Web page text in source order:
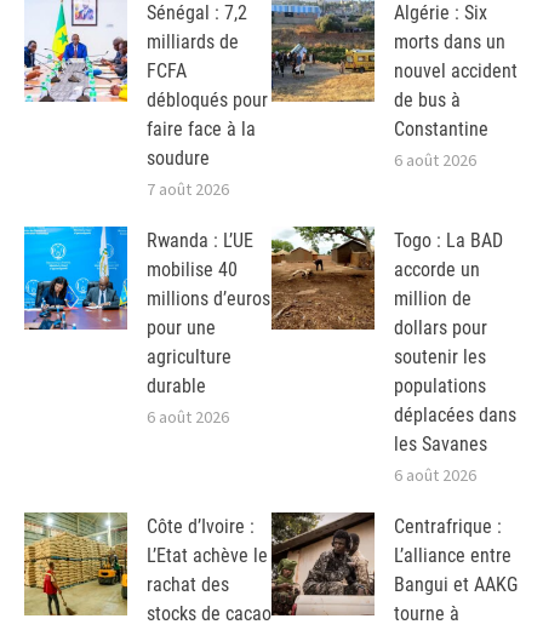
Sénégal : 7,2
milliards de
FCFA
débloqués pour
faire face à la
soudure
7 août 2026
Algérie : Six
morts dans un
nouvel accident
de bus à
Constantine
6 août 2026
Rwanda : L’UE
mobilise 40
millions d’euros
pour une
agriculture
durable
6 août 2026
Togo : La BAD
accorde un
million de
dollars pour
soutenir les
populations
déplacées dans
les Savanes
6 août 2026
Côte d’Ivoire :
L’Etat achève le
rachat des
stocks de cacao
Centrafrique :
L’alliance entre
Bangui et AAKG
tourne à